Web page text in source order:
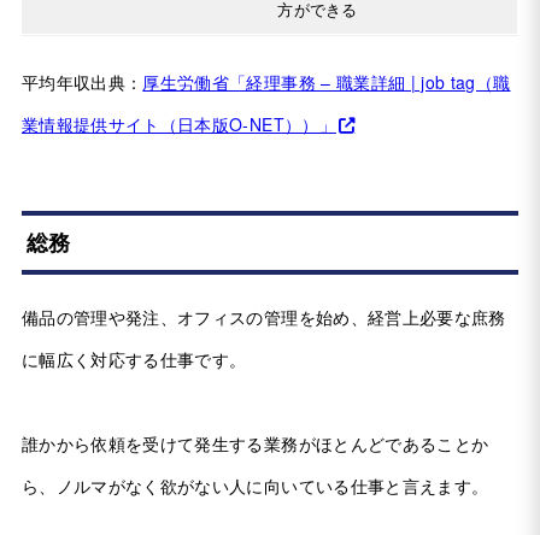
方ができる
平均年収出典： 厚生労働省「経理事務 – 職業詳細 | job tag（職
業情報提供サイト（日本版O-NET））」
総務
備品の管理や発注、オフィスの管理を始め、経営上必要な庶務
に幅広く対応する仕事です。
誰かから依頼を受けて発生する業務がほとんどであることか
ら、ノルマがなく欲がない人に向いている仕事と言えます。